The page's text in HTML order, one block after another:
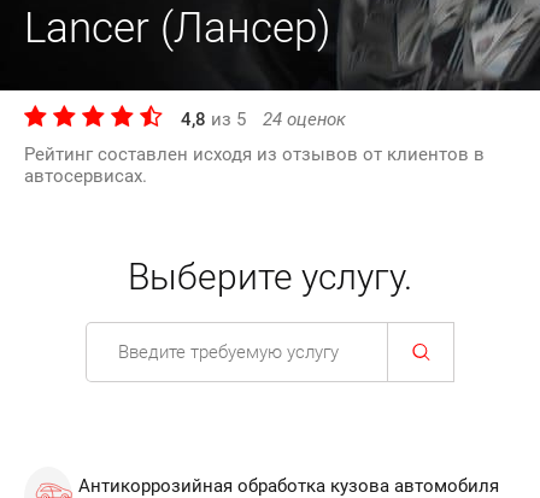
Lancer (Лансер)
4,8 из 5 24 оценок
Рейтинг составлен исходя из отзывов от клиентов в
автосервисах.
Выберите услугу.
Антикоррозийная обработка кузова автомобиля